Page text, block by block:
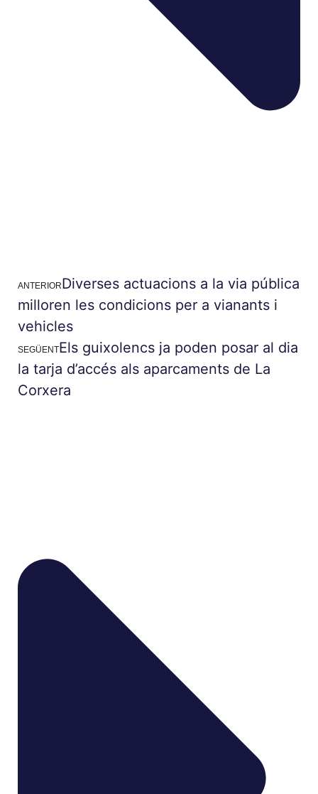
ANTERIORDiverses actuacions a la via pública
milloren les condicions per a vianants i
vehicles
SEGÜENTEls guixolencs ja poden posar al dia
la tarja d’accés als aparcaments de La
Corxera